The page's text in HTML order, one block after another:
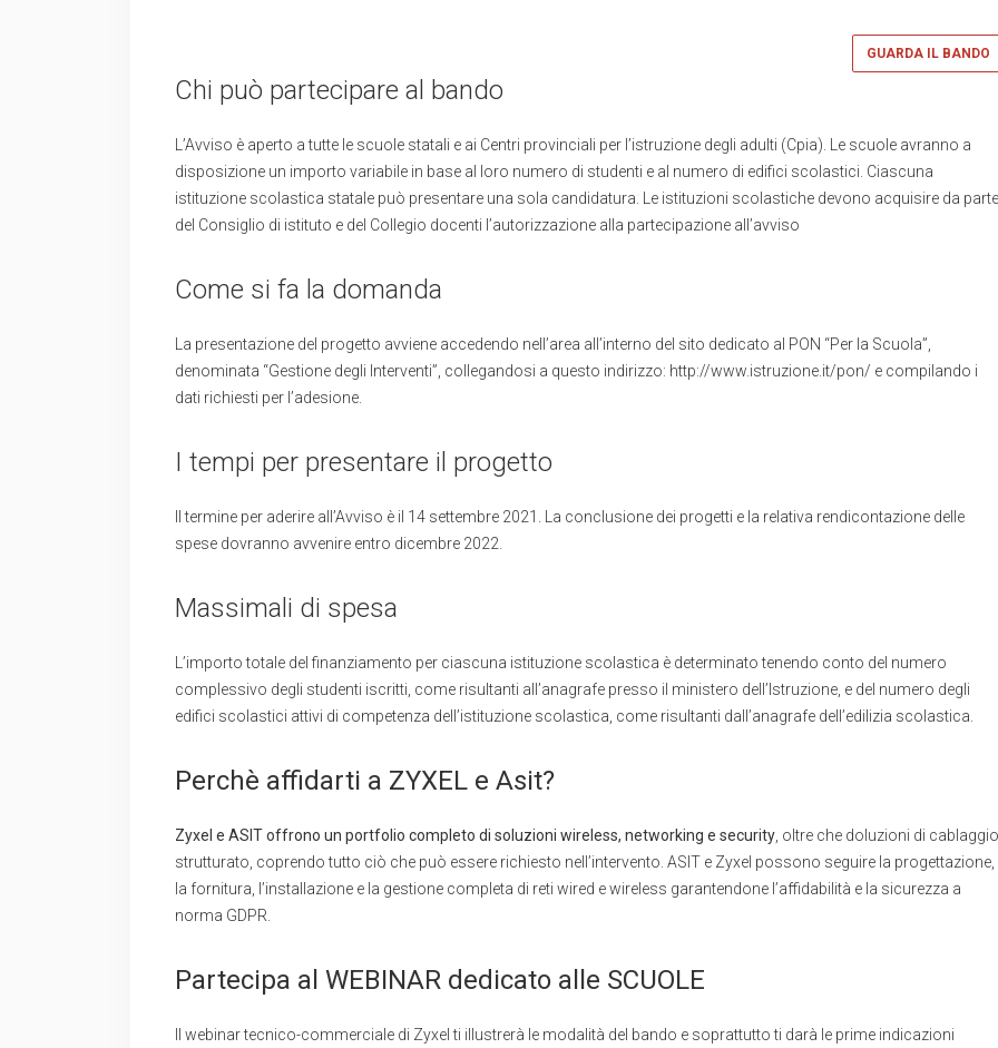
GUARDA IL BANDO
Chi può partecipare al bando
L’Avviso è aperto a tutte le scuole statali e ai Centri provinciali per l’istruzione degli adulti (Cpia). Le scuole avranno a
disposizione un importo variabile in base al loro numero di studenti e al numero di edifici scolastici. Ciascuna
istituzione scolastica statale può presentare una sola candidatura. Le istituzioni scolastiche devono acquisire da parte
del Consiglio di istituto e del Collegio docenti l’autorizzazione alla partecipazione all’avviso
Come si fa la domanda
La presentazione del progetto avviene accedendo nell’area all’interno del sito dedicato al PON “Per la Scuola”,
denominata “Gestione degli Interventi”, collegandosi a questo indirizzo: http://www.istruzione.it/pon/ e compilando i
dati richiesti per l’adesione.
I tempi per presentare il progetto
Il termine per aderire all’Avviso è il 14 settembre 2021. La conclusione dei progetti e la relativa rendicontazione delle
spese dovranno avvenire entro dicembre 2022.
Massimali di spesa
L’importo totale del finanziamento per ciascuna istituzione scolastica è determinato tenendo conto del numero
complessivo degli studenti iscritti, come risultanti all’anagrafe presso il ministero dell’Istruzione, e del numero degli
edifici scolastici attivi di competenza dell’istituzione scolastica, come risultanti dall’anagrafe dell’edilizia scolastica.
Perchè affidarti a ZYXEL e Asit?
Zyxel e ASIT offrono un portfolio completo di soluzioni wireless, networking e security, oltre che doluzioni di cablaggio
strutturato, coprendo tutto ciò che può essere richiesto nell’intervento. ASIT e Zyxel possono seguire la progettazione,
la fornitura, l’installazione e la gestione completa di reti wired e wireless garantendone l’affidabilità e la sicurezza a
norma GDPR.
Partecipa al WEBINAR dedicato alle SCUOLE
Il webinar tecnico-commerciale di Zyxel ti illustrerà le modalità del bando e soprattutto ti darà le prime indicazioni